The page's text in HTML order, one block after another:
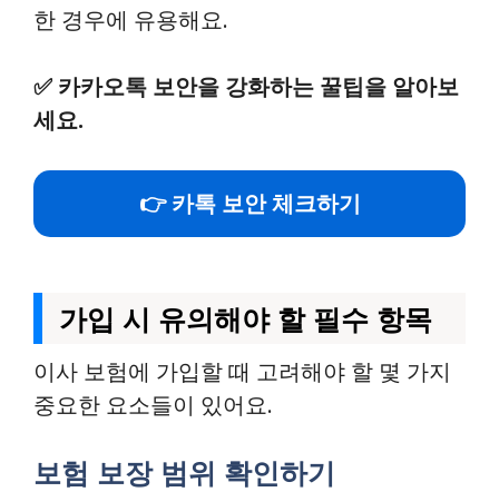
한 경우에 유용해요.
✅ 카카오톡 보안을 강화하는 꿀팁을 알아보
세요.
👉 카톡 보안 체크하기
가입 시 유의해야 할 필수 항목
이사 보험에 가입할 때 고려해야 할 몇 가지
중요한 요소들이 있어요.
보험 보장 범위 확인하기